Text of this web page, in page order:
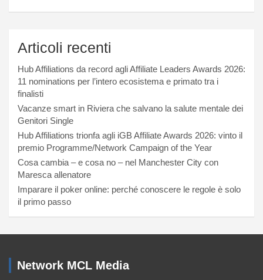
Articoli recenti
Hub Affiliations da record agli Affiliate Leaders Awards 2026:
11 nominations per l’intero ecosistema e primato tra i
finalisti
Vacanze smart in Riviera che salvano la salute mentale dei
Genitori Single
Hub Affiliations trionfa agli iGB Affiliate Awards 2026: vinto il
premio Programme/Network Campaign of the Year
Cosa cambia – e cosa no – nel Manchester City con
Maresca allenatore
Imparare il poker online: perché conoscere le regole è solo
il primo passo
Network MCL Media